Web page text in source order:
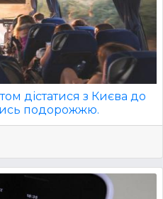
дістатися з Києва до
подорожжю.